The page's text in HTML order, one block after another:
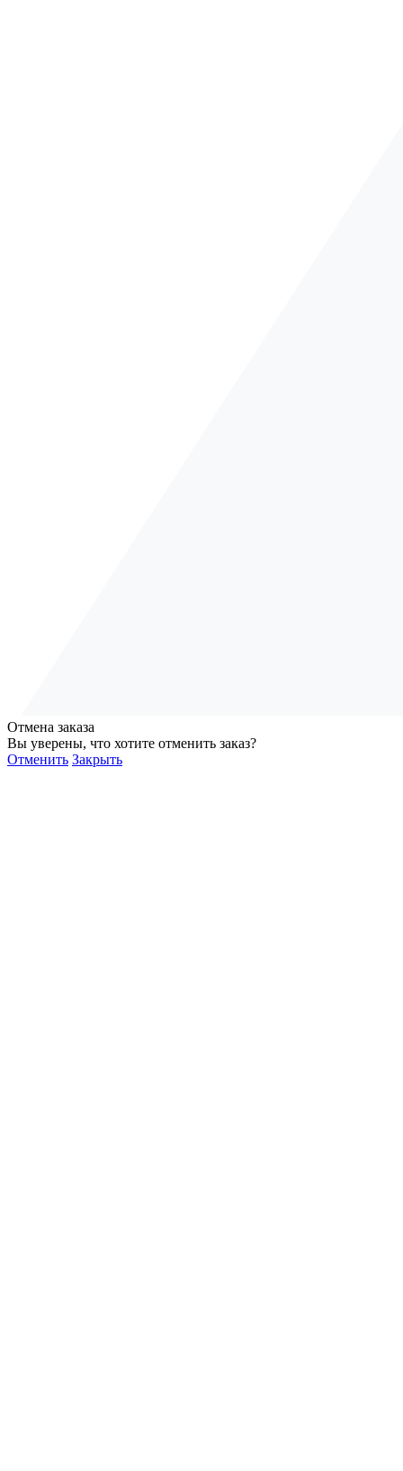
Отмена заказа
Вы уверены, что хотите отменить заказ?
Отменить Закрыть